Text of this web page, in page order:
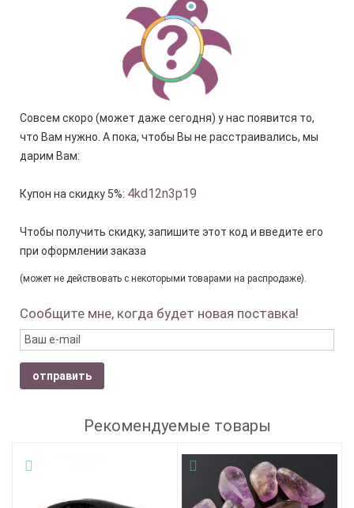
Совсем скоро (может даже сегодня) у нас появится то,
что Вам нужно. А пока, чтобы Вы не расстраивались, мы
дарим Вам:
Купон на скидку 5%: 4kd12n3p19
Чтобы получить скидку, запишите этот код и введите его
при оформлении заказа
(может не действовать с некоторыми товарами на распродаже).
Сообщите мне, когда будет новая поставка!
отправить
Рекомендуемые товары